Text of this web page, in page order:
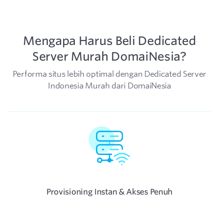
Mengapa Harus Beli Dedicated
Server Murah DomaiNesia?
Performa situs lebih optimal dengan Dedicated Server
Indonesia Murah dari DomaiNesia
Provisioning Instan & Akses Penuh